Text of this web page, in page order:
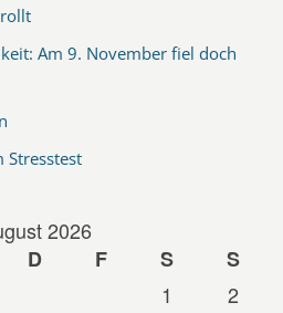
Am 9. November fiel doch
Stresstest
2026
D F S
S
1
2